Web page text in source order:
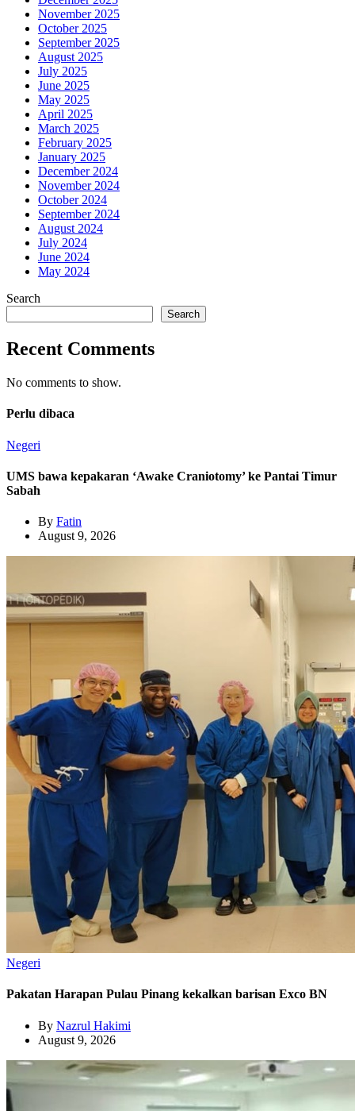
November 2025
October 2025
September 2025
August 2025
July 2025
June 2025
May 2025
April 2025
March 2025
February 2025
January 2025
December 2024
November 2024
October 2024
September 2024
August 2024
July 2024
June 2024
May 2024
Search
Search
Recent Comments
No comments to show.
Perlu dibaca
Negeri
UMS bawa kepakaran ‘Awake Craniotomy’ ke Pantai Timur
Sabah
By Fatin
August 9, 2026
Negeri
Pakatan Harapan Pulau Pinang kekalkan barisan Exco BN
By Nazrul Hakimi
August 9, 2026